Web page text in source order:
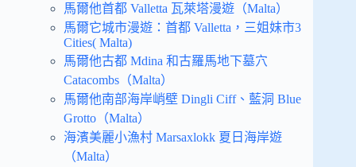
馬爾他首都 Valletta 瓦萊塔漫遊（Malta）
馬爾它城市漫遊：首都 Valletta，三姐妹市3
Cities( Malta)
馬爾他古都 Mdina 和古羅馬地下墓穴
Catacombs（Malta）
馬爾他南部海岸峭壁 Dingli Ciff、藍洞 Blue
Grotto（Malta）
海濱美麗小漁村 Marsaxlokk 夏日海岸遊
（Malta）